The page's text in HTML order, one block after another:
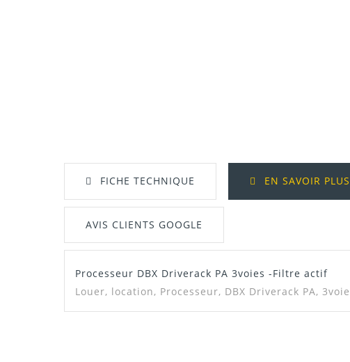
FICHE TECHNIQUE EN SAVOIR PLUS
AVIS CLIENTS GOOGLE
Manuel / Notice
Processeur DBX Driverack PA 3voies -Filtre actif
Louer, location, Processeur, DBX Driverack PA,